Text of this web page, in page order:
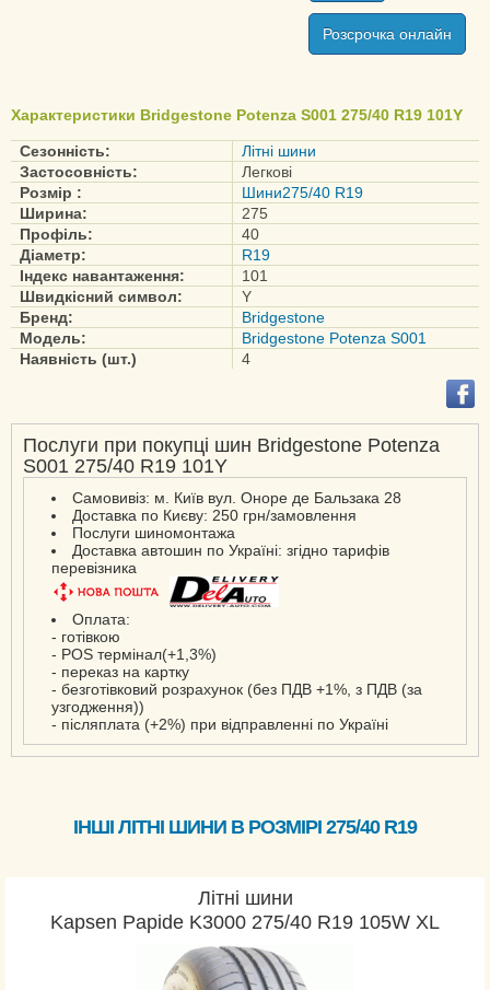
Ecopia EP500
Ecopia EP850
Potenza RE004
Adrenalin
Potenza RE050
Potenza RE050A
Potenza RE070R
Potenza S001
Potenza Sport
Turanza EL450
Turanza ER300
Turanza T 001
Turanza T005
Dueler A/T 693 III
Dueler A/T 694
Розсрочка онлайн
Характеристики Bridgestone Potenza S001 275/40 R19 101Y
Сезонність:
Літні шини
Застосовність:
Легкові
Розмір :
Шини275/40 R19
Ширина:
275
Профіль:
40
Діаметр:
R19
Індекс навантаження:
101
Швидкісний символ:
Y
Бренд:
Bridgestone
Модель:
Bridgestone Potenza S001
Наявність (шт.)
4
Послуги при покупці шин Bridgestone Potenza
S001 275/40 R19 101Y
Самовивіз: м. Київ вул. Оноре де Бальзака 28
Доставка по Києву: 250 грн/замовлення
Послуги шиномонтажа
Доставка автошин по Україні: згідно тарифів
перевізника
Оплата:
- готівкою
- POS термінал(+1,3%)
- переказ на картку
- безготівковий розрахунок (без ПДВ +1%, з ПДВ (за
узгодження))
- післяплата (+2%) при відправленні по Україні
ІНШІ ЛІТНІ ШИНИ В РОЗМІРІ 275/40 R19
Літні шини
Kapsen Papide K3000 275/40 R19 105W XL